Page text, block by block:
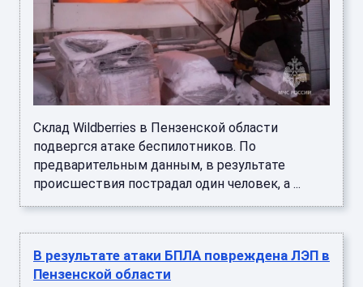
Склад Wildberries в Пензенской области
подвергся атаке беспилотников. По
предварительным данным, в результате
происшествия пострадал один человек, а ...
В результате атаки БПЛА повреждена ЛЭП в
Пензенской области